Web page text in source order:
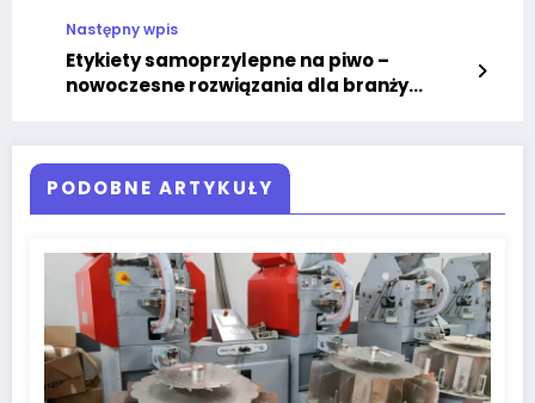
Następny wpis
Etykiety samoprzylepne na piwo –
nowoczesne rozwiązania dla branży
PODOBNE ARTYKUŁY